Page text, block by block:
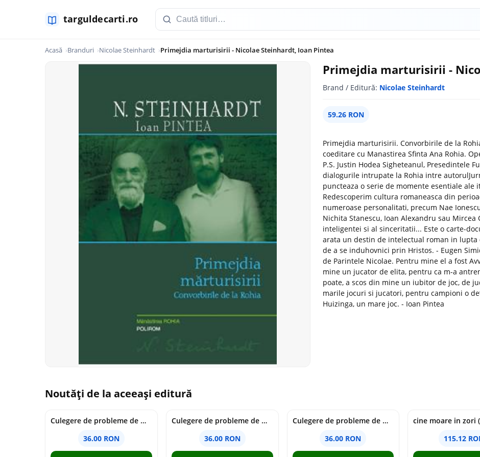
Acasă Branduri Nicolae Steinhardt Primejdia marturisirii - Nicolae Steinhardt, Ioan Pintea
Primejdia marturisirii -
Brand / Editură: Nicolae Steinhardt
59.26 RON
Primejdia marturisirii. Convorbirile de la
coeditare cu Manastirea Sfinta Ana Rohia.
P.S. Justin Hodea Sigheteanul, Presedintele
dialogurile intrupate la Rohia intre
puncteaza o serie de momente esentiale
Redescoperim cultura romaneasca din
numeroase personalitati, precum Nae
Nichita Stanescu, Ioan Alexandru sau
inteligentei si al sinceritatii... Este o carte-
arata un destin de intelectual roman in lupta
de a se induhovnici prin Hristos. - Eugen
de Parintele Nicolae. Pentru mine el a fost
mine un jucator de elita, pentru ca m-a
poate, a scos din mine un iubitor de joc, de
marile jocuri si jucatori, pentru campioni o
Huizinga, un mare joc. - Ioan Pintea
Noutăți de la aceeași editură
Culegere de probleme de matematica - Clasa 7 - Ioana Monalisa Manea
36.00 RON
Culegere de probleme de matematica - Clasa 6 - Ioana Monalisa Manea, Cristina Neagoe
36.00 RON
Culegere de probleme de matematica - Clasa 5 - Ioana Monalisa Manea, Cristina Neagoe
36.00 RON
115.12